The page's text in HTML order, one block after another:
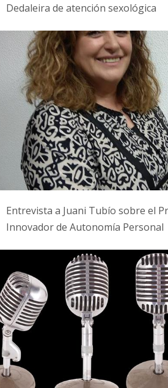
Dedaleira de atención sexológica
Entrevista a Juani Tubío sobre el
Innovador de Autonomía Personal